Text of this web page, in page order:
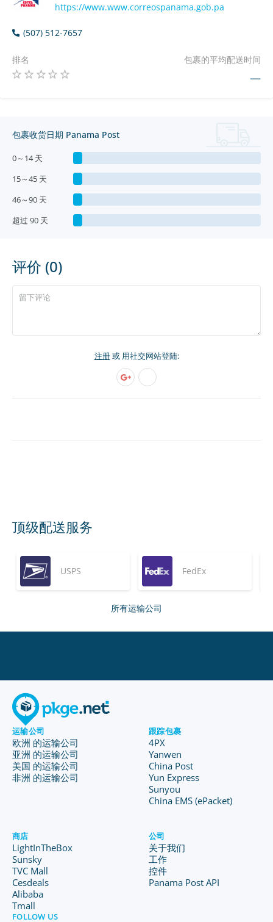
https://www.www.correospanama.gob.pa
(507) 512-7657
排名 包裹的平均配送时间
—
包裹收货日期 Panama Post
0～14 天
15～45 天
46～90 天
超过 90 天
评价 (0)
注册或 用社交网站登陆:
顶级配送服务
USPS FedEx
所有运输公司
运输公司
欧洲 的运输公司
亚洲 的运输公司
美国 的运输公司
非洲 的运输公司
跟踪包裹
4PX
Yanwen
China Post
Yun Express
Sunyou
China EMS (ePacket)
商店
LightInTheBox
Sunsky
TVC Mall
Cesdeals
Alibaba
Tmall
公司
关于我们
工作
控件
Panama Post API
FOLLOW US